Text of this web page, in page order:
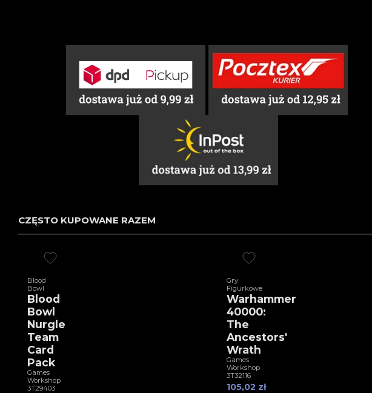
CZĘSTO KUPOWANE RAZEM
Blood
Bowl
Blood
Bowl
Nurgle
Team
Card
Pack
Games
Workshop
3T29403
Gry
Figurkowe
Warhammer
40000:
The
Ancestors'
Wrath
Games
Workshop
3T32116
105,02 zł